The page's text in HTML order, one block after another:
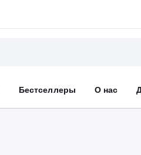
Бестселлеры О нас